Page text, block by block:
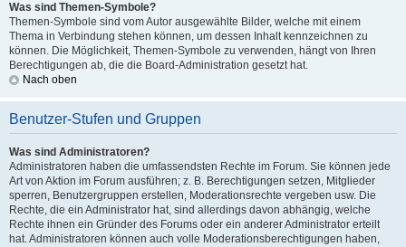
Was sind Themen-Symbole?
Themen-Symbole sind vom Autor ausgewählte Bilder, welche mit einem
Thema in Verbindung stehen können, um dessen Inhalt kennzeichnen zu
können. Die Möglichkeit, Themen-Symbole zu verwenden, hängt von Ihren
Berechtigungen ab, die die Board-Administration gesetzt hat.
Nach oben
Benutzer-Stufen und Gruppen
Was sind Administratoren?
Administratoren haben die umfassendsten Rechte im Forum. Sie können jede
Art von Aktion im Forum ausführen; z. B. Berechtigungen setzen, Mitglieder
sperren, Benutzergruppen erstellen, Moderationsrechte vergeben usw. Die
Rechte, die ein Administrator hat, sind allerdings davon abhängig, welche
Rechte ihnen ein Gründer des Forums oder ein anderer Administrator erteilt
hat. Administratoren können auch volle Moderationsberechtigungen haben,